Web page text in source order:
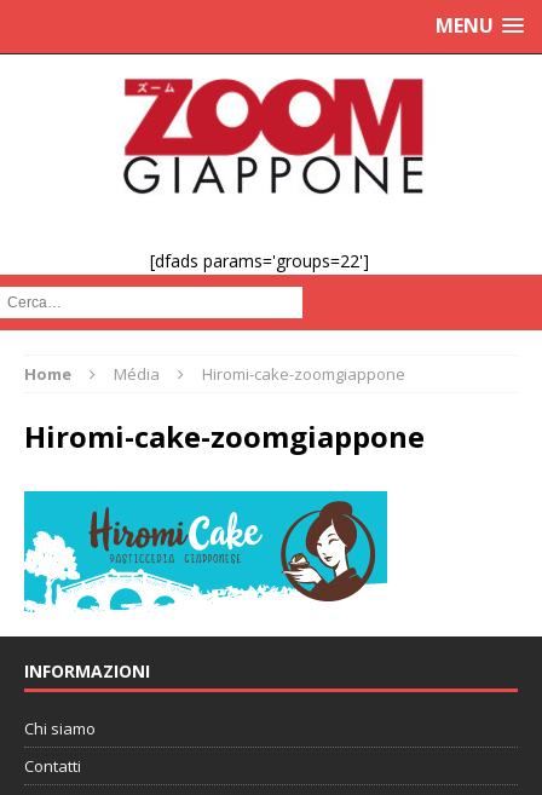
MENU
[dfads params='groups=22']
Cerca :
Home Média Hiromi-cake-zoomgiappone
Hiromi-cake-zoomgiappone
INFORMAZIONI
Chi siamo
Contatti